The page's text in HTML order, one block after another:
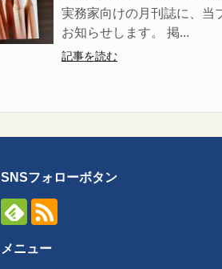
実務家向けの月刊誌に、当
お知らせします。 掲...
記事を読む
SNSフォローボタン
メニュー